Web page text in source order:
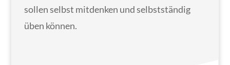
sollen selbst mitdenken und selbstständig
üben können.